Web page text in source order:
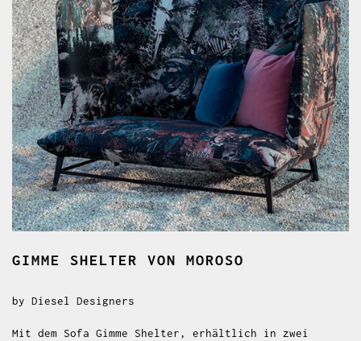
GIMME SHELTER VON MOROSO
by Diesel Designers
Mit dem Sofa Gimme Shelter, erhältlich in zwei